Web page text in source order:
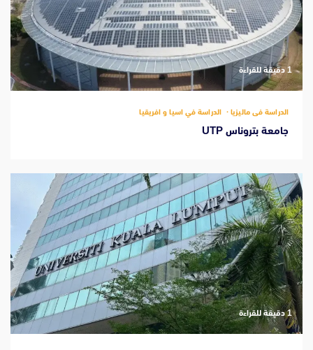
‫1 دقيقة للقراءة
الدراسة فى ماليزيا الدراسة في اسيا و افريقيا
جامعة بتروناس UTP
‫1 دقيقة للقراءة